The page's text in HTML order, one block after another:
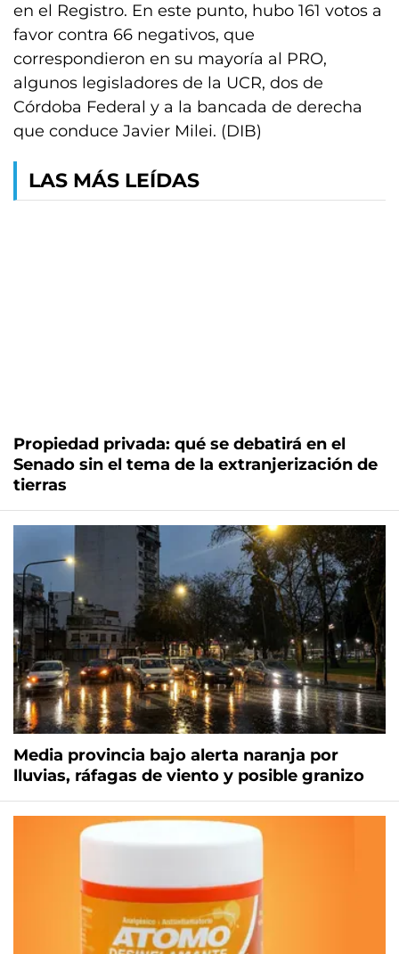
en el Registro. En este punto, hubo 161 votos a
favor contra 66 negativos, que
correspondieron en su mayoría al PRO,
algunos legisladores de la UCR, dos de
Córdoba Federal y a la bancada de derecha
que conduce Javier Milei. (DIB)
LAS MÁS LEÍDAS
Propiedad privada: qué se debatirá en el
Senado sin el tema de la extranjerización de
tierras
Media provincia bajo alerta naranja por
lluvias, ráfagas de viento y posible granizo